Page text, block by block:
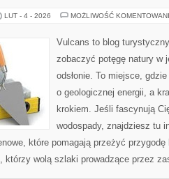
LUT - 4 - 2026 MOŻLIWOŚĆ
Vulcans to blog
zobaczyć potęgę natury w
odsłonie. To miejsce,
o geologicznej energii, a
krokiem. Jeśli fascynują
wodospady, znajdziesz tu
które pomagają przeżyć
którzy wolą szlaki prowadzące przez